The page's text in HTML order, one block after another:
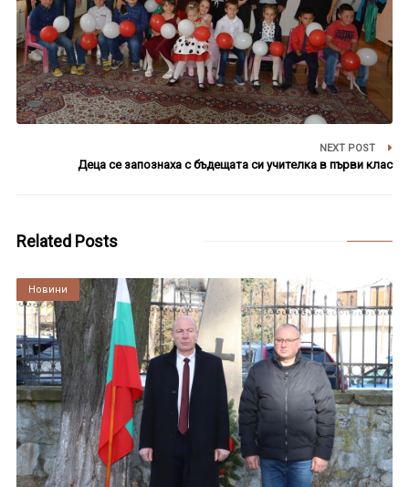
NEXT POST
Деца се запознаха с бъдещата си учителка в първи клас
Related Posts
Култура
Новини